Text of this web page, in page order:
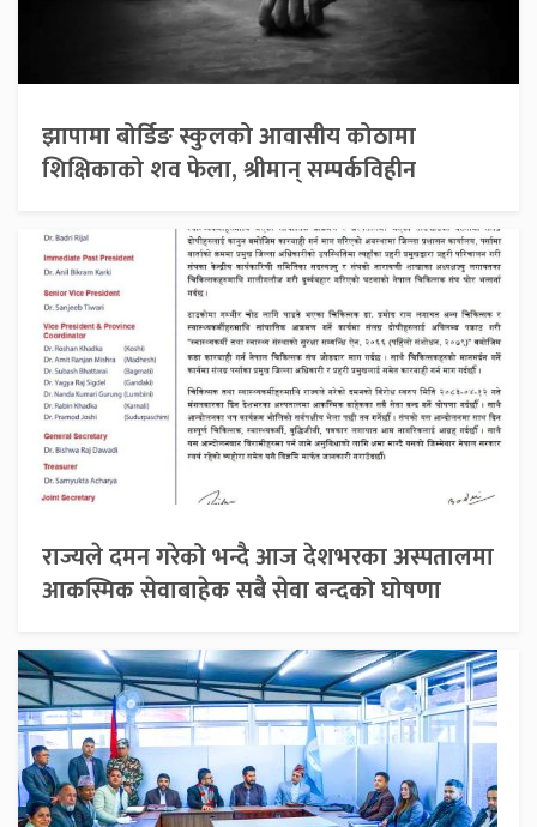
झापामा बोर्डिङ स्कुलको आवासीय कोठामा
शिक्षिकाको शव फेला, श्रीमान् सम्पर्कविहीन
राज्यले दमन गरेको भन्दै आज देशभरका अस्पतालमा
आकस्मिक सेवाबाहेक सबै सेवा बन्दको घोषणा